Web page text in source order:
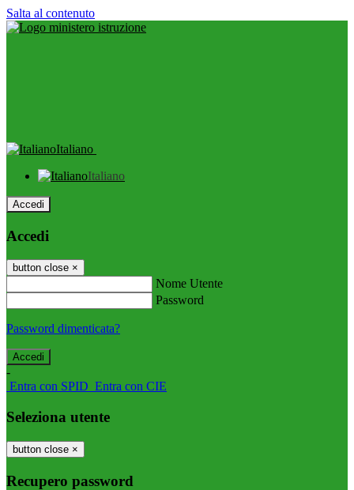
Salta al contenuto
Italiano
Italiano
Accedi
Accedi
button close ×
Nome Utente
Password
Password dimenticata?
-
Entra con SPID Entra con CIE
Seleziona utente
button close ×
Recupero password